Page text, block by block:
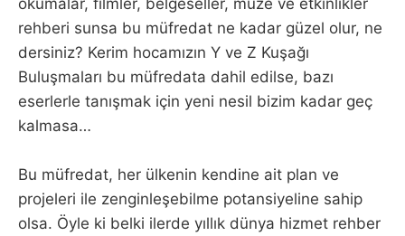
rehberi sunsa bu müfredat ne kadar güzel olur, ne
dersiniz? Kerim hocamızın Y ve Z Kuşağı
Buluşmaları bu müfredata dahil edilse, bazı
eserlerle tanışmak için yeni nesil bizim kadar geç
kalmasa…
Bu müfredat, her ülkenin kendine ait plan ve
projeleri ile zenginleşebilme potansiyeline sahip
olsa. Öyle ki belki ilerde yıllık dünya hizmet rehber